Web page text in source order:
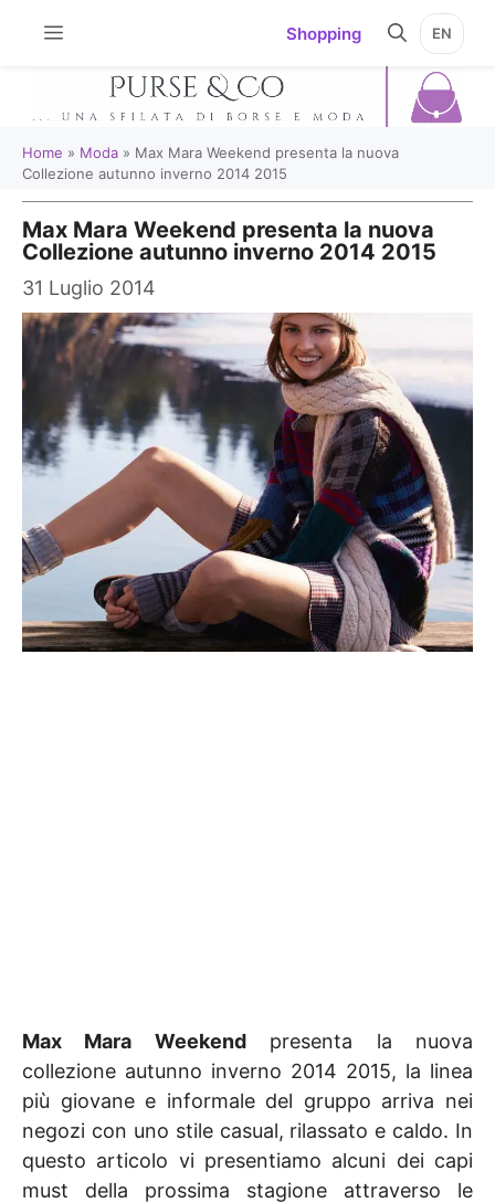
Shopping EN
Home » Moda » Max Mara Weekend presenta la nuova
Collezione autunno inverno 2014 2015
Max Mara Weekend presenta la nuova
Collezione autunno inverno 2014 2015
31 Luglio 2014
Max Mara Weekendpresenta la nuova
collezione autunno inverno 2014 2015, la linea
più giovane e informale del gruppo arriva nei
negozi con uno stile casual, rilassato e caldo. In
questo articolo vi presentiamo alcuni dei capi
must della prossima stagione attraverso le